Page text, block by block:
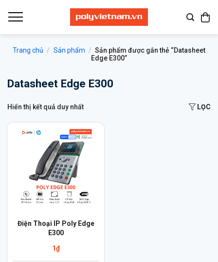
qua
Trang chủ / Sản phẩm / Sản phẩm được gắn thẻ “Datasheet
Edge E300”
Datasheet Edge E300
Hiển thị kết quả duy nhất LỌC
Điện Thoại IP Poly Edge
E300
1₫